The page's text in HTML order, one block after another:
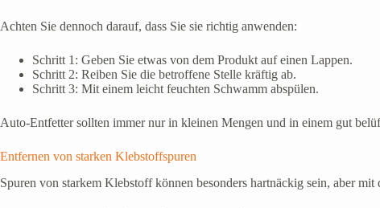
Achten Sie dennoch darauf, dass Sie sie richtig anwenden:
Schritt 1: Geben Sie etwas von dem Produkt auf einen Lappen.
Schritt 2: Reiben Sie die betroffene Stelle kräftig ab.
Schritt 3: Mit einem leicht feuchten Schwamm abspülen.
Auto-Entfetter sollten immer nur in kleinen Mengen und in einem gut
Entfernen von starken Klebstoffspuren
Spuren von starkem Klebstoff können besonders hartnäckig sein, aber